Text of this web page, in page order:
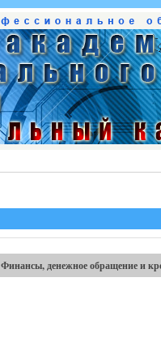
Финансы, денежное обращение и